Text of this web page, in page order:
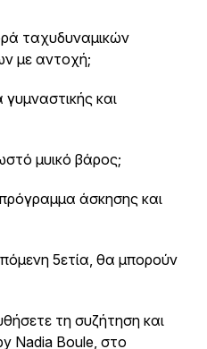
ταχυδυναμικών
με αντοχή;
και
μυικό βάρος;
άσκησης και
5ετία, θα μπορούν
τη συζήτηση και
Nadia Boule, στο